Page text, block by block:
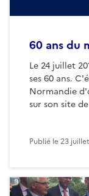
60 ans du
Le 24 juillet
ses 60 ans.
Normandie
sur son site
Publié le23